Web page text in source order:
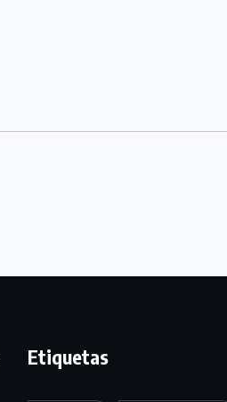
Etiquetas